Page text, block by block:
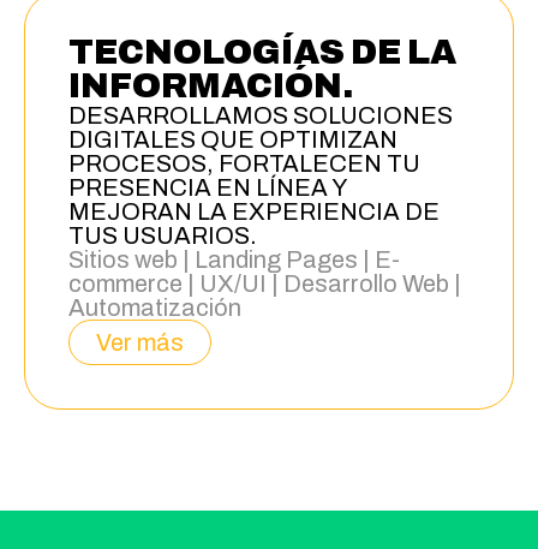
TECNOLOGÍAS DE LA
INFORMACIÓN.
DESARROLLAMOS SOLUCIONES
DIGITALES QUE OPTIMIZAN
PROCESOS, FORTALECEN TU
PRESENCIA EN LÍNEA Y
MEJORAN LA EXPERIENCIA DE
TUS USUARIOS.
Sitios web | Landing Pages | E-
commerce | UX/UI | Desarrollo Web |
Automatización
Ver más